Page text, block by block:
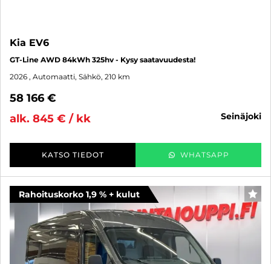
Kia EV6
GT-Line AWD 84kWh 325hv - Kysy saatavuudesta!
2026 , Automaatti, Sähkö, 210 km
58 166 €
alk. 845 € / kk
seinäjoki
KATSO TIEDOT WHATSAPP
Rahoituskorko 1,9 % + kulut